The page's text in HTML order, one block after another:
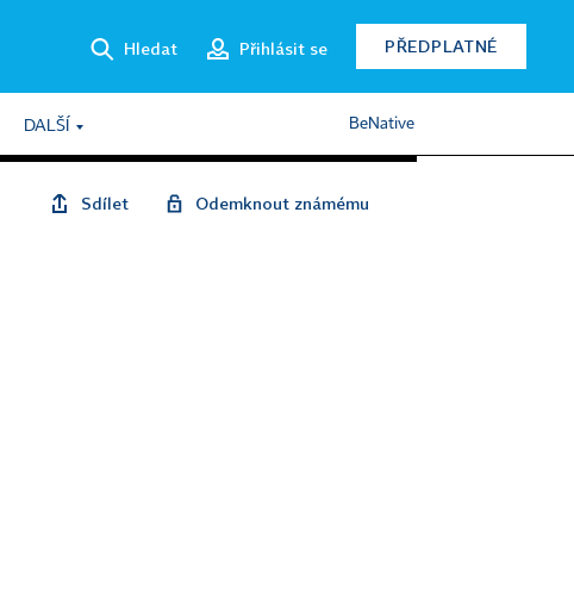
Hledat Přihlásit se PŘEDPLATNÉ
DALŠÍ BeNative
Sdílet Odemknout známému